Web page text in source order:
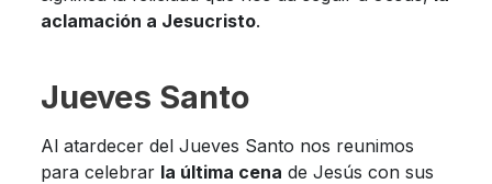
aclamación a Jesucristo.
Jueves Santo
Al atardecer del Jueves Santo nos reunimos
para celebrar la última cena de Jesús con sus